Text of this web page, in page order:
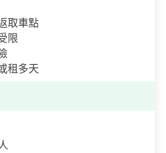
取車點
限
租多天